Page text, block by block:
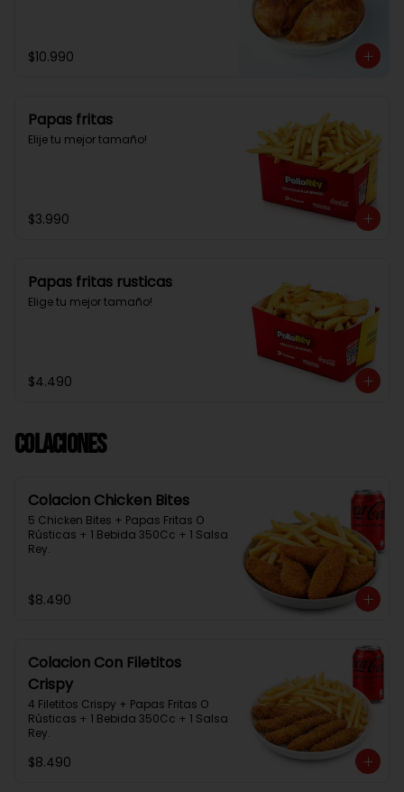
$10.990
Papas fritas
Elije tu mejor tamaño!
$3.990
Papas fritas rusticas
Elige tu mejor tamaño!
$4.490
Colaciones
Colacion Chicken Bites
5 Chicken Bites + Papas Fritas O
Rústicas + 1 Bebida 350Cc + 1 Salsa
Rey.
$8.490
Colacion Con Filetitos
Crispy
4 Filetitos Crispy + Papas Fritas O
Rústicas + 1 Bebida 350Cc + 1 Salsa
Rey.
$8.490